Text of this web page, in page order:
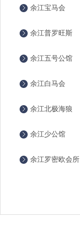
余江宝马会
余江普罗旺斯
余江五号公馆
余江白马会
余江北极海狼
余江少公馆
余江罗密欧会所